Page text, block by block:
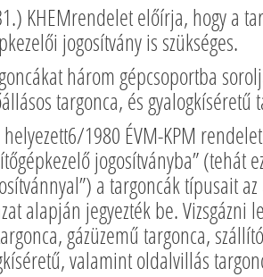
KHEMrendelet előírja, hogy a
jogosítvány is szükséges.
három gépcsoportba
targonca, és gyalogkíséretű
1980 ÉVM-KPM
jogosítványba” (tehát
a targoncák típusait
alapján jegyezték be. Vizsgázni
gázüzemű targonca,
valamint oldalvillás